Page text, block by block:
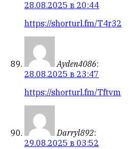
28.08.2025 в 20:44
https://shorturl.fm/T4r32
Ayden4086:
28.08.2025 в 23:47
https://shorturl.fm/Tftvm
Darryl892:
29.08.2025 в 03:52